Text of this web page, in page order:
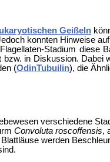
Geißeln
konnten Hinweise auf
Stadium diese
in Diskussion.
(OdinTubuilin), die
verschiedene
Convoluta roscoffensis,
werden